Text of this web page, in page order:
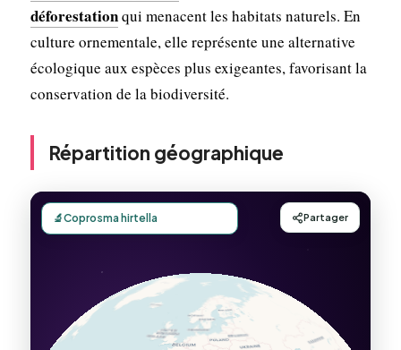
déforestationqui menacent les habitats naturels. En
culture ornementale, elle représente une alternative
écologique aux espèces plus exigeantes, favorisant la
conservation de la biodiversité.
Répartition géographique